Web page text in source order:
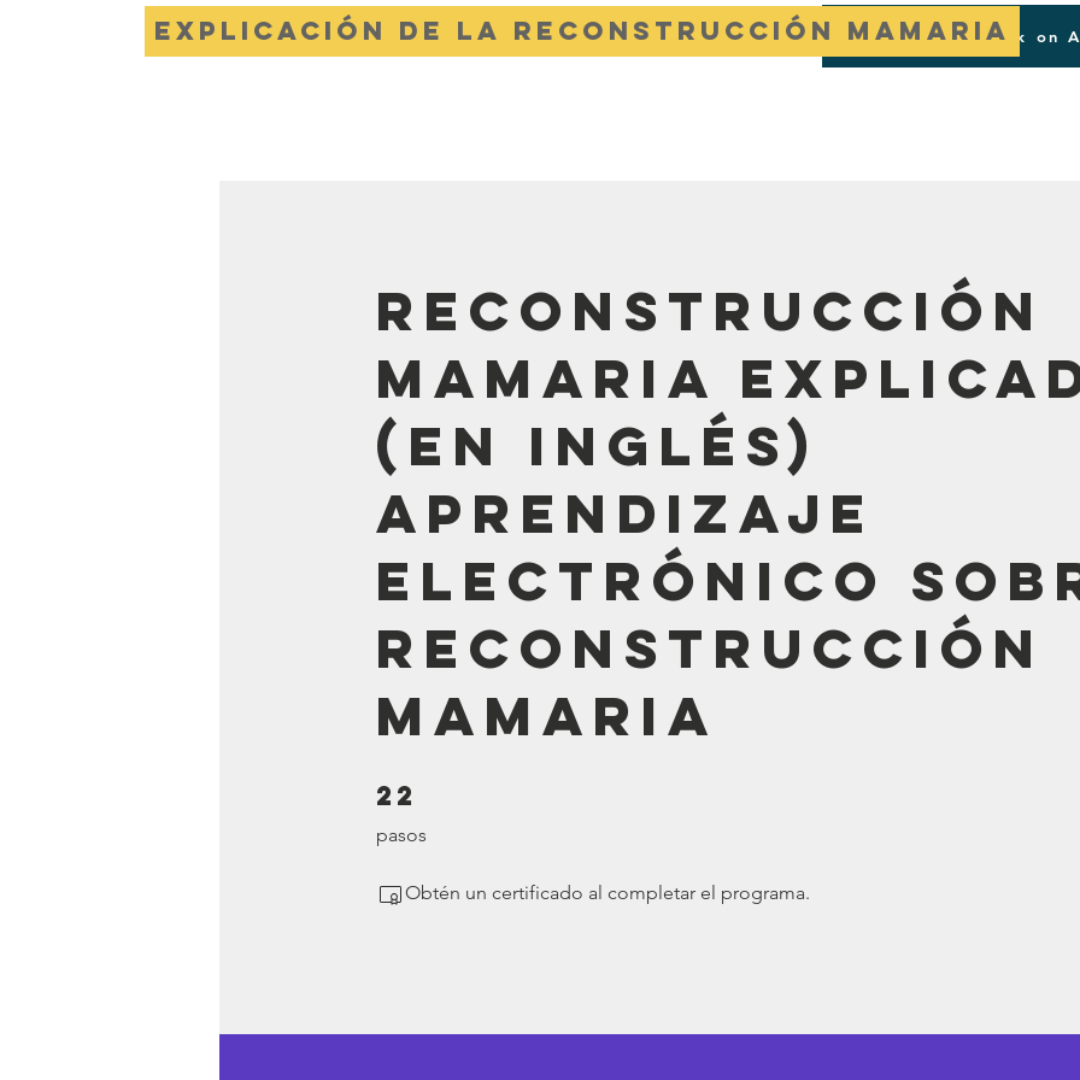
Explicación de la reconstrucción mamaria
Buy the Book on
Reconstrucción
mamaria
(en inglés)
Aprendizaje
electrónico
reconstrucción
mamaria
22
pasos
22 pasos
Obtén un certificado al completar el programa.